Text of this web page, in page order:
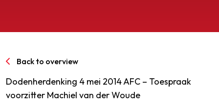
Back to overview
Dodenherdenking 4 mei 2014 AFC – Toespraak
voorzitter Machiel van der Woude